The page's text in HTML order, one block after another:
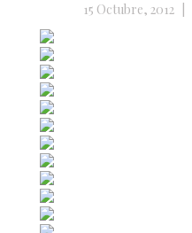
15 Octubre, 2012